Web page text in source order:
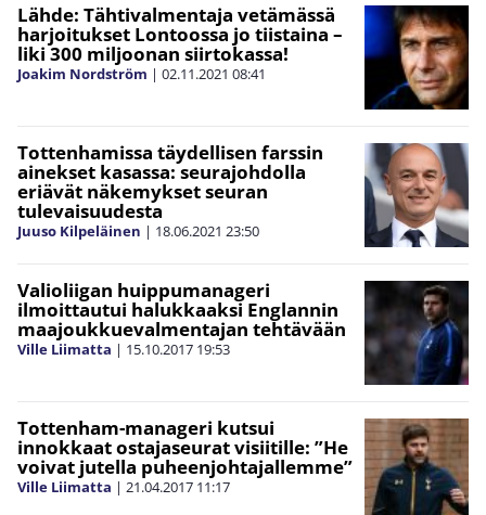
Lähde: Tähtivalmentaja vetämässä
harjoitukset Lontoossa jo tiistaina –
liki 300 miljoonan siirtokassa!
Joakim Nordström | 02.11.2021 08:41
Tottenhamissa täydellisen farssin
ainekset kasassa: seurajohdolla
eriävät näkemykset seuran
tulevaisuudesta
Juuso Kilpeläinen | 18.06.2021 23:50
Valioliigan huippumanageri
ilmoittautui halukkaaksi Englannin
maajoukkuevalmentajan tehtävään
Ville Liimatta | 15.10.2017 19:53
Tottenham-manageri kutsui
innokkaat ostajaseurat visiitille: ”He
voivat jutella puheenjohtajallemme”
Ville Liimatta | 21.04.2017 11:17